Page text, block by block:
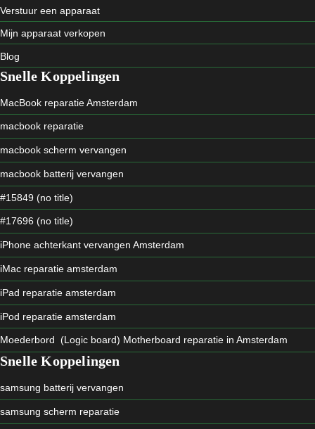
Verstuur een apparaat
Mijn apparaat verkopen
Blog
Snelle Koppelingen
MacBook reparatie Amsterdam
macbook reparatie
macbook scherm vervangen
macbook batterij vervangen
#15849 (no title)
#17696 (no title)
iPhone achterkant vervangen Amsterdam
iMac reparatie amsterdam
iPad reparatie amsterdam
iPod reparatie amsterdam
Moederbord (Logic board) Motherboard reparatie in Amsterdam
Snelle Koppelingen
samsung batterij vervangen
samsung scherm reparatie